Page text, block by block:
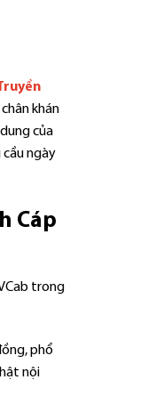
khán
của
ngày
Cáp
trong
phổ
nội